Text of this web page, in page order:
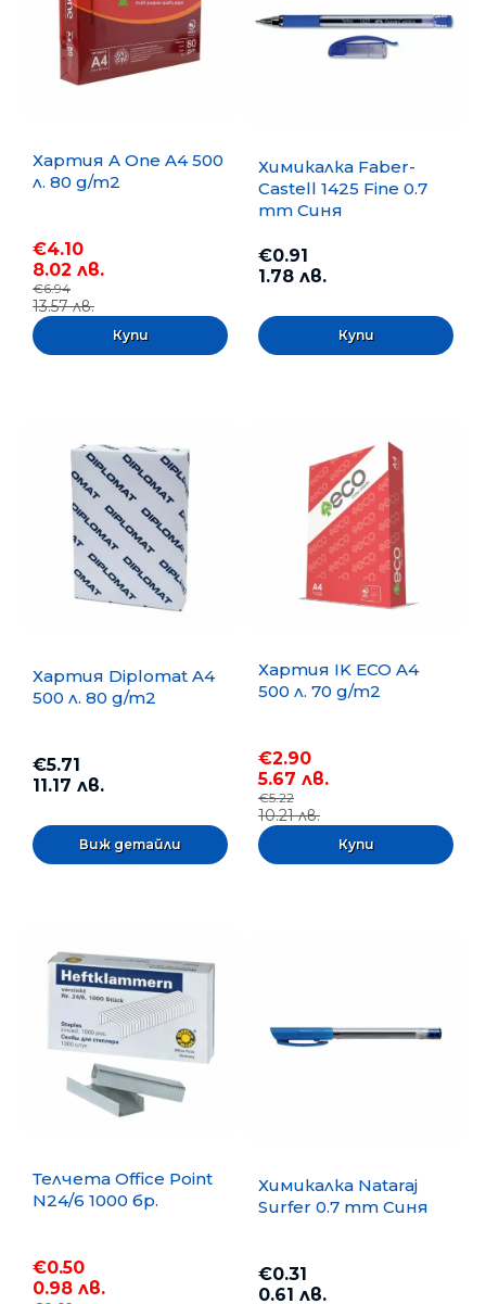
Хартия A One A4 500
л. 80 g/m2
€4.10
8.02 лв.
€6.94
13.57 лв.
Химикалка Faber-
Castell 1425 Fine 0.7
mm Синя
€0.91
1.78 лв.
Хартия Diplomat A4
500 л. 80 g/m2
€5.71
11.17 лв.
Виж детайли
Хартия IK ECO A4
500 л. 70 g/m2
€2.90
5.67 лв.
€5.22
10.21 лв.
Телчета Office Point
N24/6 1000 бр.
€0.50
0.98 лв.
Химикалка Nataraj
Surfer 0.7 mm Синя
€0.31
0.61 лв.